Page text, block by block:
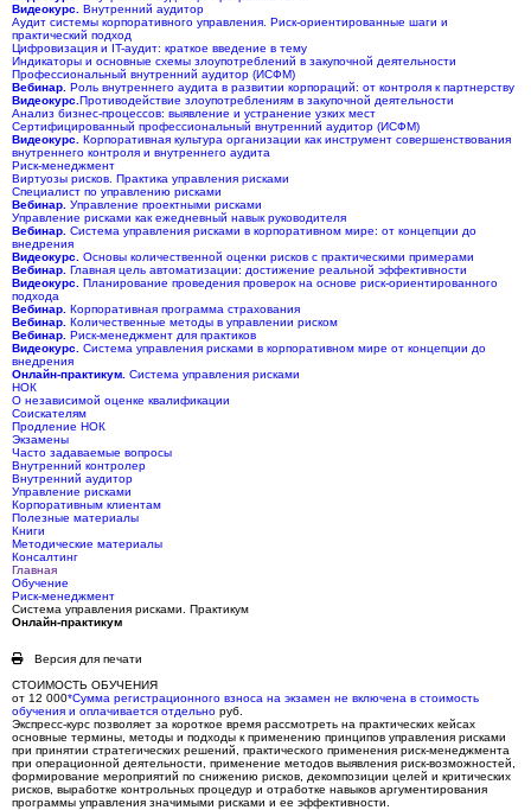
Видеокурс.
Внутренний аудитор
Аудит системы корпоративного управления. Риск-ориентированные шаги и
практический подход
Цифровизация и IT-аудит: краткое введение в тему
Индикаторы и основные схемы злоупотреблений в закупочной деятельности
Профессиональный внутренний аудитор (ИСФМ)
Вебинар. Роль внутреннего аудита в развитии корпораций: от контроля к партнерству
Видеокурс. Противодействие злоупотреблениям в закупочной деятельности
Анализ бизнес-процессов: выявление и устранение узких мест
Сертифицированный профессиональный внутренний аудитор (ИСФМ)
Видеокурс.
Корпоративная культура организации как инструмент совершенствования
внутреннего контроля и внутреннего аудита
Риск-менеджмент
Виртуозы рисков. Практика управления рисками
Специалист по управлению рисками
Вебинар. Управление проектными рисками
Управление рисками как ежедневный навык руководителя
Вебинар. Система управления рисками в корпоративном мире: от концепции до
внедрения
Видеокурс.
Основы количественной оценки рисков с практическими примерами
Вебинар. Главная цель автоматизации: достижение реальной эффективности
Видеокурс.
Планирование проведения проверок на основе риск-ориентированного
подхода
Вебинар. Корпоративная программа страхования
Вебинар. Количественные методы в управлении риском
Вебинар. Риск-менеджмент для практиков
Видеокурс.
Система управления рисками в корпоративном мире от концепции до
внедрения
Онлайн-практикум. Система управления рисками
НОК
О независимой оценке квалификации
Соискателям
Продление НОК
Экзамены
Часто задаваемые вопросы
Внутренний контролер
Внутренний аудитор
Управление рисками
Корпоративным клиентам
Полезные материалы
Книги
Методические материалы
Консалтинг
Главная
Обучение
Риск-менеджмент
Система управления рисками. Практикум
Онлайн-практикум
Версия для печати
СТОИМОСТЬ ОБУЧЕНИЯ
от 12 000*Сумма регистрационного взноса на экзамен не включена в стоимость
обучения и оплачивается отдельно руб.
Экспресс-курс позволяет за короткое время рассмотреть на практических кейсах
основные термины, методы и подходы к применению принципов управления рисками
при принятии стратегических решений, практического применения риск-менеджмента
при операционной деятельности, применение методов выявления риск-возможностей,
формирование мероприятий по снижению рисков, декомпозиции целей и критических
рисков, выработке контрольных процедур и отработке навыков аргументирования
программы управления значимыми рисками и ее эффективности.